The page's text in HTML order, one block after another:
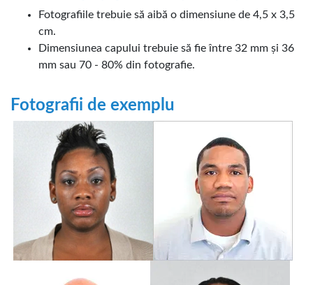
Fotografiile trebuie să aibă o dimensiune de 4,5 x 3,5
cm.
Dimensiunea capului trebuie să fie între 32 mm și 36
mm sau 70 - 80% din fotografie.
Fotografii de exemplu